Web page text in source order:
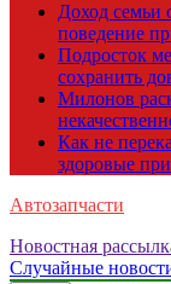
Доход семьи
поведение
Подросток
сохранить
Милонов
Как не
здоровые
Автозапчасти
Новостная
Случайные